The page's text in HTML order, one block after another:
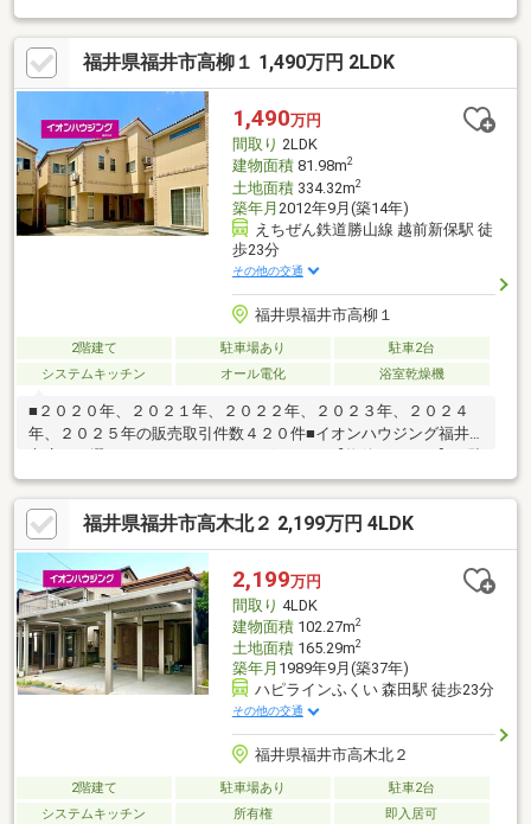
れてきた室内でそのままでもご検討可能
福井県福井市高柳１ 1,490万円 2LDK
1,490万円
間取り 2LDK
建物面積81.98m2
土地面積334.32m2
築年月 2012年9月(築14年)
えちぜん鉄道勝山線 越前新保駅 徒
歩23分
その他の交通
福井県福井市高柳１
2階建て 駐車場あり
駐車2台
システムキッチン
オール電化 浴室乾燥機
■２０２０年、２０２１年、２０２２年、２０２３年、２０２４
年、２０２５年の販売取引件数４２０件■イオンハウジング福井
車２台以上可♪・全居室６畳以上収納付き♪・オール電化で省エネ
♪【周辺環境】・中藤小学校 徒歩１８分・灯明寺中学校 徒歩４
６分・スーパー 徒歩６分・コンビニ 徒歩８分運営会社：株式
会社住まいのＫＯＥＩイオンハウジングの加盟店は全て独立自営
です。担当：森崎 宗平 TEL：080-6235-6021
福井県福井市高木北２ 2,199万円 4LDK
2,199万円
間取り 4LDK
建物面積102.27m2
土地面積165.29m2
築年月 1989年9月(築37年)
ハピラインふくい 森田駅 徒歩23分
その他の交通
福井県福井市高木北２
2階建て 駐車場あり
駐車2台
システムキッチン
所有権 即入居可